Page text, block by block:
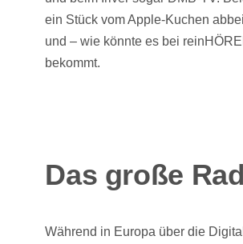
ein Stück vom Apple-Kuchen
und – wie könnte es bei
bekommt.
Das große
Während in Europa über die